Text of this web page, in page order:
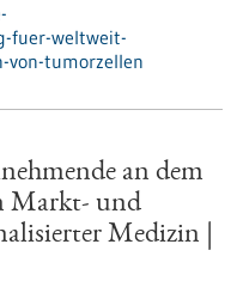
fuer-weltweit-
von-tumorzellen
an dem
Markt- und
Medizin |